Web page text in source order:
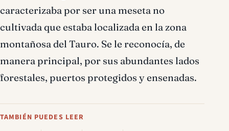
caracterizaba por ser una meseta no
cultivada que estaba localizada en la zona
montañosa del Tauro. Se le reconocía, de
manera principal, por sus abundantes lados
forestales, puertos protegidos y ensenadas.
TAMBIÉN PUEDES LEER